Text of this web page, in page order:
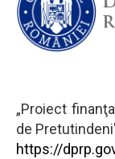
„Proiect
de
https://